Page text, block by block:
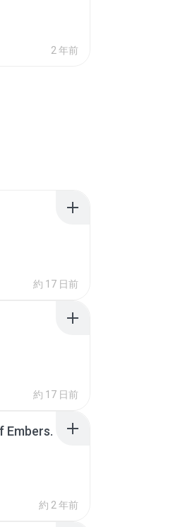
2 年前
約 17 日前
約 17 日前
Embers.
約 2 年前